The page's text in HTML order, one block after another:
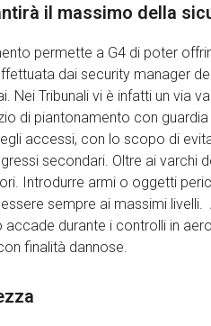
il massimo della
permette a G4 di poter
dai security manager
Tribunali vi è infatti un via
di piantonamento con
accessi, con lo scopo di
secondari. Oltre ai varchi
Introdurre armi o oggetti
sempre ai massimi
durante i controlli in
finalità dannose.